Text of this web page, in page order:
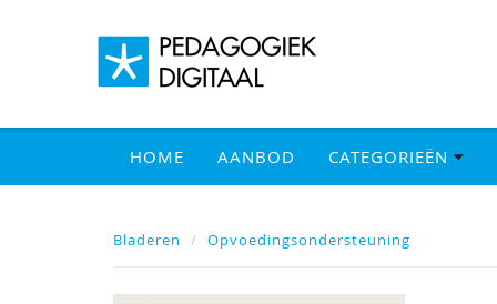
HOME AANBOD CATEGORIEËN
Bladeren Opvoedingsondersteuning